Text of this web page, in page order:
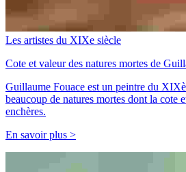
Les artistes du XIXe siècle
Cote et valeur des natures mortes de
Guillaume Fouace est un peintre du
beaucoup de natures mortes dont la cote
enchères.
En savoir plus >